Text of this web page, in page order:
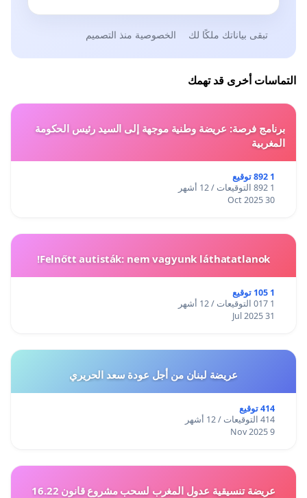
تبقى بياناتك ملكًا لك الخصوصية منذ التصميم
التماسات أخرى قد تهمك
برنامج فرصة: عريضة وطنية موجهة إلى السيد رئيس الحكومة
المغربية
1 892 توقيع
1 892 التوقيعات / 12 أشهر
30 Oct 2025
Felnőtt autisták: nem vagyunk láthatatlanok!
1 105 توقيع
1 017 التوقيعات / 12 أشهر
31 Jul 2025
عريضة لبنان من أجل عودة سعد الحريري
414 توقيع
414 التوقيعات / 12 أشهر
9 Nov 2025
عريضة تنسيقية عدول المغرب لسحب مشروع قانون 16.22